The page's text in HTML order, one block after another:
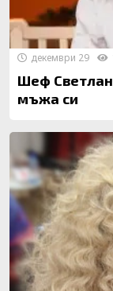
Шеф
мъжа си
декември 29